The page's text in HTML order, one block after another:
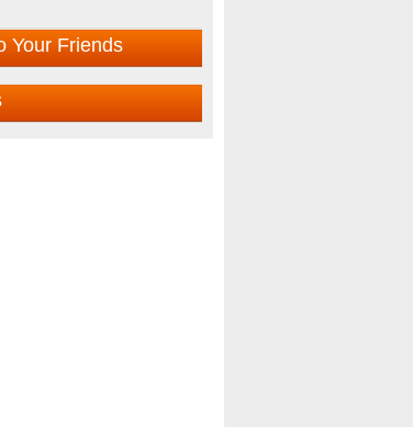
Your Friends